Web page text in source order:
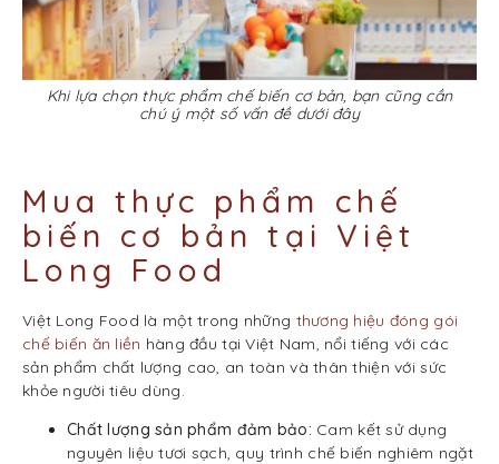
Khi lựa chọn thực phẩm chế biến cơ bản, bạn cũng cần
chú ý một số vấn đề dưới đây
Mua thực phẩm chế
biến cơ bản tại Việt
Long Food
Việt Long Food là một trong những thương hiệu đóng gói
chế biến ăn liền hàng đầu tại Việt Nam, nổi tiếng với các
sản phẩm chất lượng cao, an toàn và thân thiện với sức
khỏe người tiêu dùng.
Chất lượng sản phẩm đảm bảo: Cam kết sử dụng
nguyên liệu tươi sạch, quy trình chế biến nghiêm ngặt